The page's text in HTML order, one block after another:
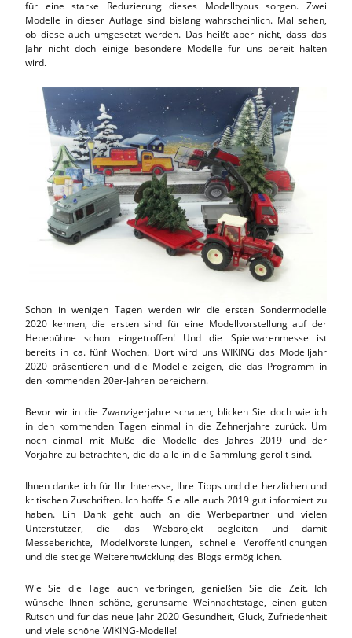
für eine starke Reduzierung dieses Modelltypus sorgen. Zwei
Modelle in dieser Auflage sind bislang wahrscheinlich. Mal sehen,
ob diese auch umgesetzt werden. Das heißt aber nicht, dass das
Jahr nicht doch einige besondere Modelle für uns bereit halten
wird.
Schon in wenigen Tagen werden wir die ersten Sondermodelle
2020 kennen, die ersten sind für eine Modellvorstellung auf der
Hebebühne schon eingetroffen! Und die Spielwarenmesse ist
bereits in ca. fünf Wochen. Dort wird uns WIKING das Modelljahr
2020 präsentieren und die Modelle zeigen, die das Programm in
den kommenden 20er-Jahren bereichern.
Bevor wir in die Zwanzigerjahre schauen, blicken Sie doch wie ich
in den kommenden Tagen einmal in die Zehnerjahre zurück. Um
noch einmal mit Muße die Modelle des Jahres 2019 und der
Vorjahre zu betrachten, die da alle in die Sammlung gerollt sind.
Ihnen danke ich für Ihr Interesse, Ihre Tipps und die herzlichen und
kritischen Zuschriften. Ich hoffe Sie alle auch 2019 gut informiert zu
haben. Ein Dank geht auch an die Werbepartner und vielen
Unterstützer, die das Webprojekt begleiten und damit
Messeberichte, Modellvorstellungen, schnelle Veröffentlichungen
und die stetige Weiterentwicklung des Blogs ermöglichen.
Wie Sie die Tage auch verbringen, genießen Sie die Zeit. Ich
wünsche Ihnen schöne, geruhsame Weihnachtstage, einen guten
Rutsch und für das neue Jahr 2020 Gesundheit, Glück, Zufriedenheit
und viele schöne WIKING-Modelle!